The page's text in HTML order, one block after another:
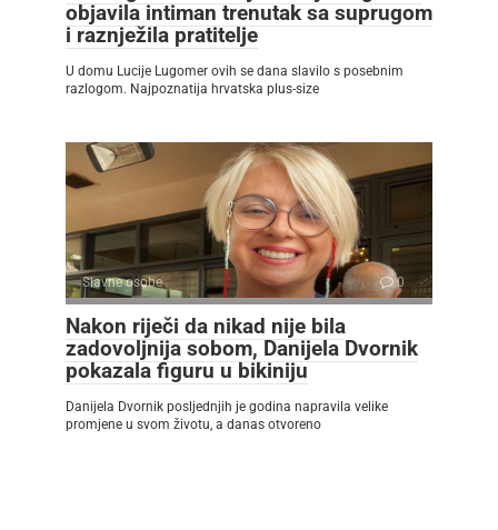
objavila intiman trenutak sa suprugom
i raznježila pratitelje
U domu Lucije Lugomer ovih se dana slavilo s posebnim
razlogom. Najpoznatija hrvatska plus-size
Slavne osobe 0
Nakon riječi da nikad nije bila
zadovoljnija sobom, Danijela Dvornik
pokazala figuru u bikiniju
Danijela Dvornik posljednjih je godina napravila velike
promjene u svom životu, a danas otvoreno